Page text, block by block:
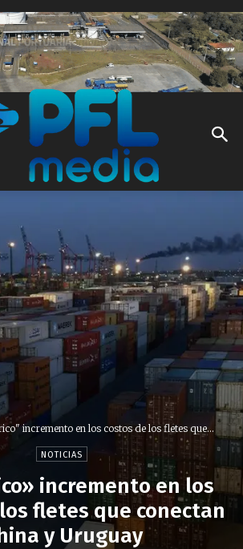
incremento en los costos de los fletes que...
NOTICIAS
incremento en los
fletes que conectan
y Uruguay